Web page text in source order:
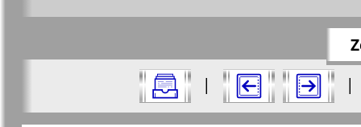
Alle Ausgaben Zeitungen "Nasche
|
|